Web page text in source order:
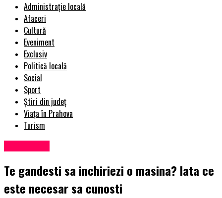
Administrație locală
Afaceri
Cultură
Eveniment
Exclusiv
Politică locală
Social
Sport
Știri din județ
Viața în Prahova
Turism
Te gandesti sa inchiriezi o masina? Iata ce
este necesar sa cunosti